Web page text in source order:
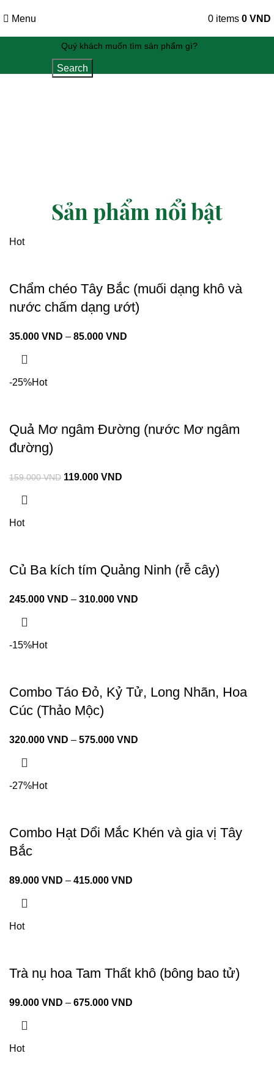
Menu 0 items 0 VND
Search
Sản phẩm nổi bật
Hot
Chẩm chéo Tây Bắc (muối dạng khô và
nước chấm dạng ướt)
35.000 VND – 85.000 VND
-25%Hot
Quả Mơ ngâm Đường (nước Mơ ngâm
đường)
159.000VND 119.000 VND
Hot
Củ Ba kích tím Quảng Ninh (rễ cây)
245.000 VND – 310.000 VND
-15%Hot
Combo Táo Đỏ, Kỷ Tử, Long Nhãn, Hoa
Cúc (Thảo Mộc)
320.000 VND – 575.000 VND
-27%Hot
Combo Hạt Dổi Mắc Khén và gia vị Tây
Bắc
89.000 VND – 415.000 VND
Hot
Trà nụ hoa Tam Thất khô (bông bao tử)
99.000 VND – 675.000 VND
Hot